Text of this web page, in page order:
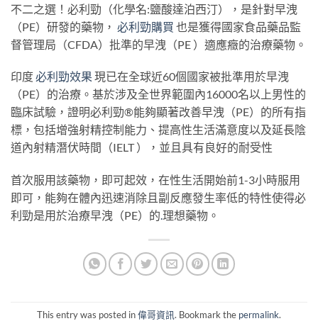
不二之選！必利勁（化學名:鹽酸達泊西汀），是針對早洩
（PE）研發的藥物， 必利勁購買 也是獲得國家食品藥品監
督管理局（CFDA）批準的早洩（PE ）適應癥的治療藥物。
印度必利勁效果 現已在全球近60個國家被批準用於早洩
（PE）的治療。基於涉及全世界範圍內16000名以上男性的
臨床試驗，證明必利勁®能夠顯著改善早洩（PE）的所有指
標，包括增強射精控制能力、提高性生活滿意度以及延長陰
道內射精潛伏時間（IELT ），並且具有良好的耐受性
首次服用該藥物，即可起效，在性生活開始前1-3小時服用
即可，能夠在體內迅速消除且副反應發生率低的特性使得必
利勁是用於治療早洩（PE）的.理想藥物。
This entry was posted in偉哥資訊. Bookmark the permalink.